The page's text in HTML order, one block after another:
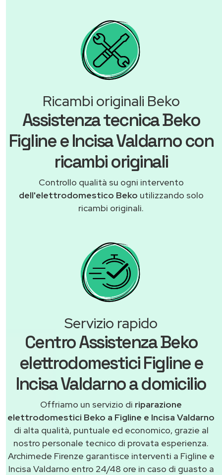
Ricambi originali Beko
Assistenza tecnica Beko
Figline e Incisa Valdarno con
ricambi originali
Controllo qualità su ogni intervento
dell'elettrodomestico Beko utilizzando solo
ricambi originali.
Servizio rapido
Centro Assistenza Beko
elettrodomestici Figline e
Incisa Valdarno a domicilio
Offriamo un servizio di riparazione
elettrodomestici Beko a Figline e Incisa Valdarno
di alta qualità, puntuale ed economico, grazie al
nostro personale tecnico di provata esperienza.
Archimede Firenze garantisce interventi a Figline e
Incisa Valdarno entro 24/48 ore in caso di guasto a